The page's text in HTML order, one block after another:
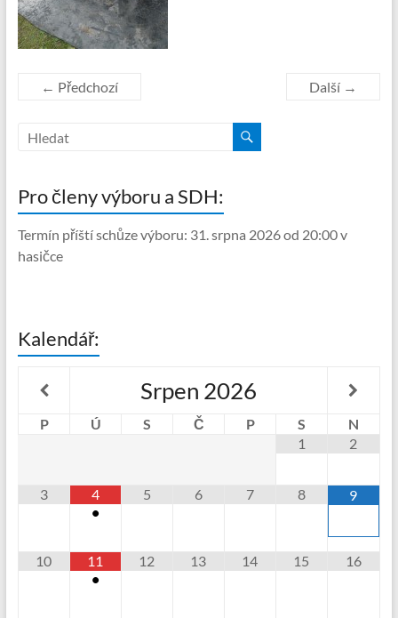
← Předchozí Další →
Pro členy výboru a SDH:
Termín příští schůze výboru: 31. srpna 2026 od 20:00 v
hasičce
Kalendář:
Srpen 2026
P Ú S Č P S
N
1
2
3
4
•
5 6 7 8 9
10
11
•
12 13 14 15 16